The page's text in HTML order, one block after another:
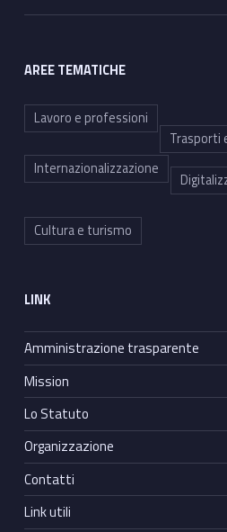
AREE TEMATICHE
Lavoro e professioni
Trasporti
Internazionalizzazione
Cultura e turismo
LINK
Amministrazione trasparente
Mission
Lo Statuto
Organizzazione
Contatti
Link utili